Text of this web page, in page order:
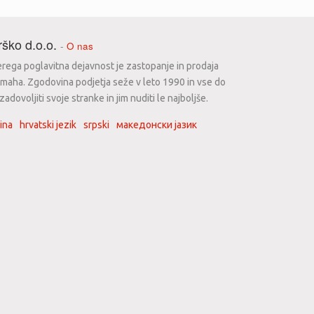
d.o.o. - O nas
poglavitna dejavnost je zastopanje in prodaja
Zgodovina podjetja seže v leto 1990 in vse do
svoje stranke in jim nuditi le najboljše.
hrvatski jezik srpski
македонски јазик